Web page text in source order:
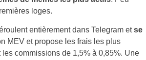
loges.
entièrement dans Telegram etse
MEV et propose les frais les plus
commissions de 1,5% à 0,85%. Une